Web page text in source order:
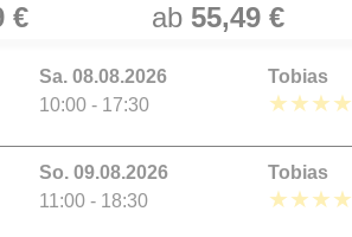
€ ab 55,49 €
Sa. 08.08.2026
10:00 - 17:30
Tobias
★★★★
So. 09.08.2026
11:00 - 18:30
Tobias
★★★★